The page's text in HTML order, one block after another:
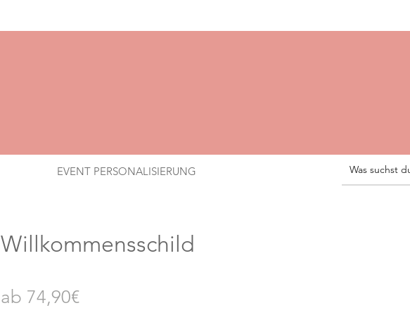
EVENT PERSONALISIERUNG
Willkommensschild
ab 74,90€Sale-